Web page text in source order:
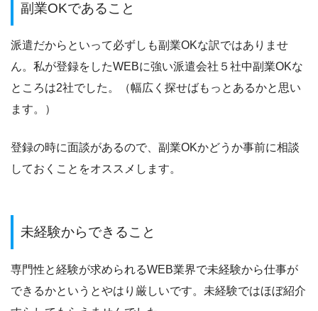
副業OKであること
派遣だからといって必ずしも副業OKな訳ではありませ
ん。私が登録をしたWEBに強い派遣会社５社中副業OKな
ところは2社でした。（幅広く探せばもっとあるかと思い
ます。）
登録の時に面談があるので、副業OKかどうか事前に相談
しておくことをオススメします。
未経験からできること
専門性と経験が求められるWEB業界で未経験から仕事が
できるかというとやはり厳しいです。未経験ではほぼ紹介